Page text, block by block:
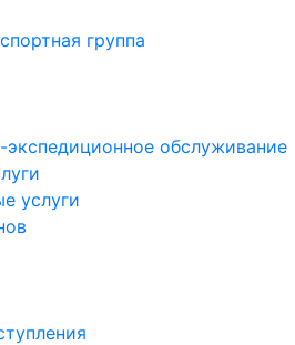
группа
экспедиционное обслуживание
услуги